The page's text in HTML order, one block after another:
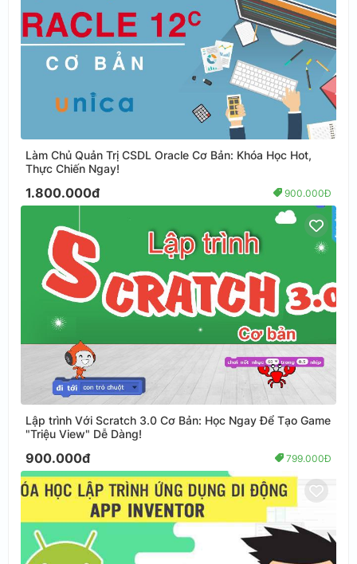
Làm Chủ Quản Trị CSDL Oracle Cơ Bản: Khóa Học Hot,
Thực Chiến Ngay!
1.800.000đ 900.000Đ
Lập trình Với Scratch 3.0 Cơ Bản: Học Ngay Để Tạo Game
"Triệu View" Dễ Dàng!
900.000đ 799.000Đ